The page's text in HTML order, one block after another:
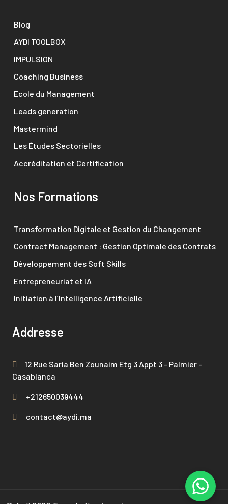
Blog
AYDI TOOLBOX
IMPULSION
Coaching Business
Ecole du Management
Leads generation
Mastermind
Les Études Sectorielles
Accréditation et Certification
Nos Formations
Transformation Digitale et Gestion du Changement
Contract Management : Gestion Optimale des Contrats
Développement des Soft Skills
Entrepreneuriat et IA
Initiation à l’Intelligence Artificielle
Addresse
12 Rue Saria Ben Zounaim Etg 3 Appt 3 - Palmier -
Casablanca
+212650039444
contact@aydi.ma